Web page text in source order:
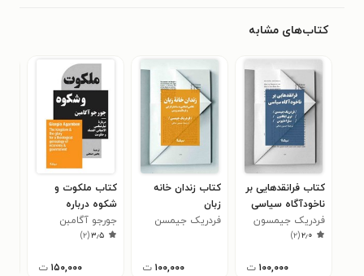
کتاب‌های مشابه
کتاب فرانقدهایی بر
ناخودآگاه سیاسی
فردریک جیمسون
۲٫۰(۲)
۱۰۰,۰۰۰ ت
کتاب زندان خانه
زبان
فردریک جیمسن
۱۰۰,۰۰۰ ت
کتاب ملکوت و
شکوه درباره
تبارشناسی الاهیاتی
اقتصاد و حکومت
جورجو آگامبن
۳٫۵(۲)
۱۵۰,۰۰۰ ت